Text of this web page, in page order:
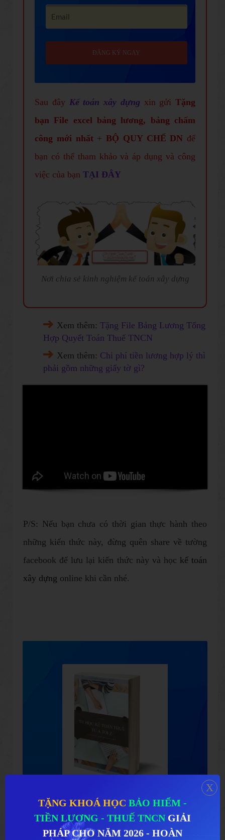
ĐĂNG KÝ NGAY
Sau đây Kế toán xây dựng xin gửi Tặng
bạn File excel bảng lương, bảng chấm
công mới nhất+ BỘ QUY CHẾ DN để
bạn có thể tham khảo và áp dụng và công
việc của bạn TẠI ĐÂY
Nơi chia sẻ kinh nghiệm kế toán xây dựng
Xem thêm: Tặng File Bảng Lương Tổng
Hợp Quyết Toán Thuế TNCN
Xem thêm: Chi phí tiền lương hợp lý thì
phải gồm những giấy tờ gì?
P/S: Nếu bạn chưa có thời gian thực hành theo
những kiến thức này, đừng quên share về tường
facebook để lưu lại kiến thức này và học kế toán
xây dựng online khi cần nhé.
LÝ THUẾ MIỄN PHÍ
TẶNG KHOÁ HỌC BẢO HIỂM -
TIỀN LƯƠNG - THUẾ TNCNGIẢI
PHÁP CHO NĂM 2026 - HOÀN
x